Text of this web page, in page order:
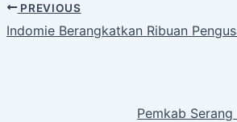
PREVIOUS
Indomie Berangkatkan Ribuan
Pemkab